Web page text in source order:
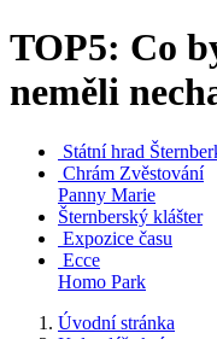
TOP5: Co
neměli
Státní hrad
Chrám Zvěstování
Panny Marie
Šternberský klášter
Expozice času
Ecce
Homo Park
Úvodní stránka